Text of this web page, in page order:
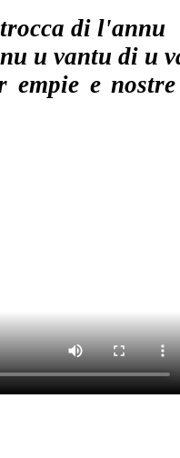
di l'annu
u vantu di u
empie e